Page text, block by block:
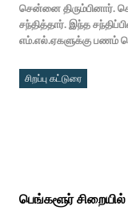
சென்னை திரும்பினார்.
சந்தித்தார். இந்த
எம்.எல்.ஏகளுக்கு பணம்
சிறப்பு கட்டுரை
பெங்களூர்